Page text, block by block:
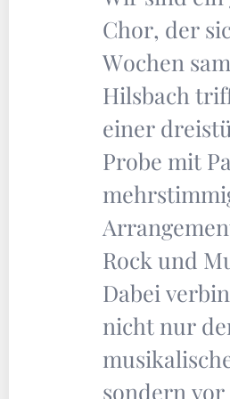
Chor, der
Wochen
Hilsbach
einer
Probe mit
Rock und
Dabei
nicht nur
sondern